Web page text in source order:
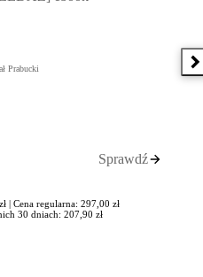
Prabucki
Sprawdź
| Cena regularna: 297,00 zł
30 dniach: 207,90 zł